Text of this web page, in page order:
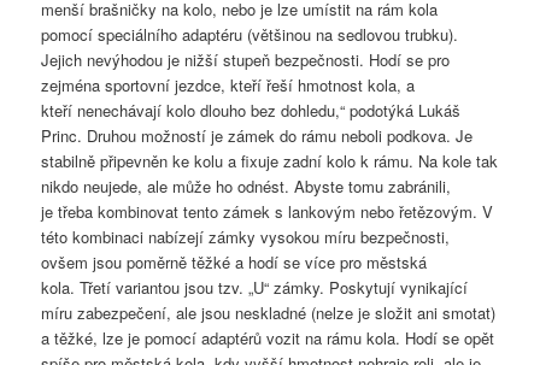
menší brašničky na kolo, nebo je lze umístit na rám kola
pomocí speciálního adaptéru (většinou na sedlovou trubku).
Jejich nevýhodou je nižší stupeň bezpečnosti. Hodí se pro
zejména sportovní jezdce, kteří řeší hmotnost kola, a
kteří nenechávají kolo dlouho bez dohledu,“ podotýká Lukáš
Princ. Druhou možností je zámek do rámu neboli podkova. Je
stabilně připevněn ke kolu a fixuje zadní kolo k rámu. Na kole tak
nikdo neujede, ale může ho odnést. Abyste tomu zabránili,
je třeba kombinovat tento zámek s lankovým nebo řetězovým. V
této kombinaci nabízejí zámky vysokou míru bezpečnosti,
ovšem jsou poměrně těžké a hodí se více pro městská
kola. Třetí variantou jsou tzv. „U“ zámky. Poskytují vynikající
míru zabezpečení, ale jsou neskladné (nelze je složit ani smotat)
a těžké, lze je pomocí adaptérů vozit na rámu kola. Hodí se opět